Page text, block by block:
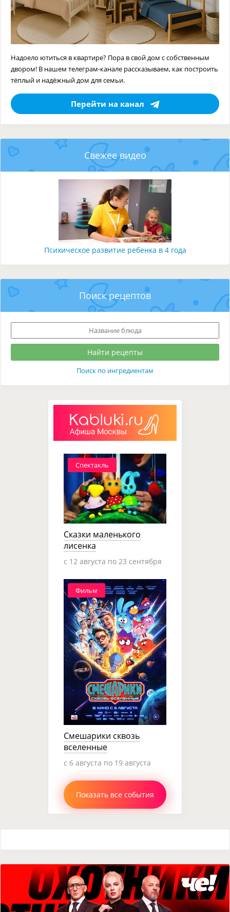
Надоело ютиться в квартире? Пора в свой дом с собственным
двором! В нашем телеграм-канале рассказываем, как построить
тёплый и надёжный дом для семьи.
Перейти на канал
Свежее видео
Психическое развитие ребенка в 4 года
Поиск рецептов
Поиск по ингредиентам
Спектакль
Сказки маленького
лисенка
c 12 августа по 23 сентября
Фильм
Смешарики сквозь
вселенные
c 6 августа по 19 августа
Показать все события